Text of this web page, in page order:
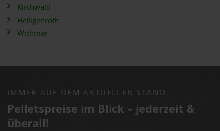
Kirchwald
Heiligenroth
Wichmar
IMMER AUF DEM AKTUELLEN STAND
Pelletspreise im Blick – jederzeit &
überall!